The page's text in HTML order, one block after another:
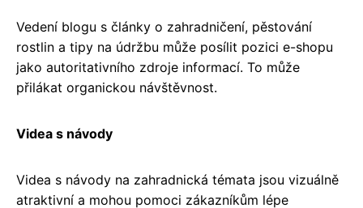
Vedení blogu s články o zahradničení, pěstování
rostlin a tipy na údržbu může posílit pozici e-shopu
jako autoritativního zdroje informací. To může
přilákat organickou návštěvnost.
Videa s návody
Videa s návody na zahradnická témata jsou vizuálně
atraktivní a mohou pomoci zákazníkům lépe